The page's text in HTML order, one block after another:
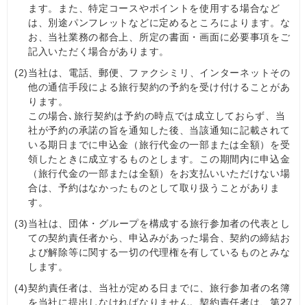
ます。また、特定コースやポイントを使用する場合など
は、別途パンフレットなどに定めるところによります。な
お、当社業務の都合上、所定の書面・画面に必要事項をご
記入いただく場合があります。
(2)当社は、電話、郵便、ファクシミリ、インターネットその
他の通信手段による旅行契約の予約を受け付けることがあ
ります。
この場合､旅行契約は予約の時点では成立しておらず、当
社が予約の承諾の旨を通知した後、当該通知に記載されて
いる期日までに申込金（旅行代金の一部または全額）を受
領したときに成立するものとします。この期間内に申込金
（旅行代金の一部または全額）をお支払いいただけない場
合は、予約はなかったものとして取り扱うことがありま
す。
(3)当社は、団体・グループを構成する旅行参加者の代表とし
ての契約責任者から、申込みがあった場合、契約の締結お
よび解除等に関する一切の代理権を有しているものとみな
します。
(4)契約責任者は、当社が定める日までに、旅行参加者の名簿
を当社に提出しなければなりません。契約責任者は、第27